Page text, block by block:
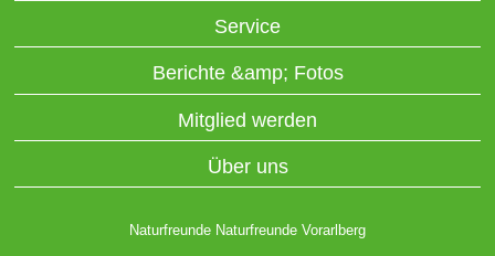
Service
Berichte &amp; Fotos
Mitglied werden
Über uns
Naturfreunde Naturfreunde Vorarlberg